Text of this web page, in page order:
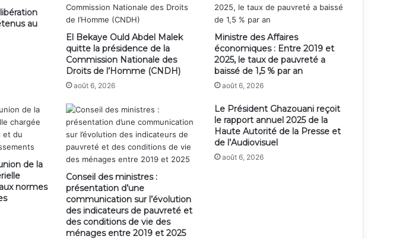
au
El Bekaye Ould Abdel Malek
quitte la présidence de la
Commission Nationale des
Droits de l’Homme (CNDH)
août 6, 2026
Ministre des Affaires
économiques : Entre 2019 et
2025, le taux de pauvreté a
baissé de 1,5 % par an
août 6, 2026
de la
normes
Conseil des ministres :
présentation d’une
communication sur l’évolution
des indicateurs de pauvreté et
des conditions de vie des
ménages entre 2019 et 2025
Le Président Ghazouani reçoit
le rapport annuel 2025 de la
Haute Autorité de la Presse et
de l’Audiovisuel
août 6, 2026